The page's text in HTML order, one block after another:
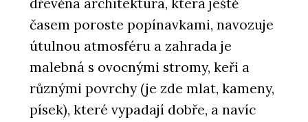
dřevěná architektura, která ještě
časem poroste popínavkami, navozuje
útulnou atmosféru a zahrada je
malebná s ovocnými stromy, keři a
různými povrchy (je zde mlat, kameny,
písek), které vypadají dobře, a navíc